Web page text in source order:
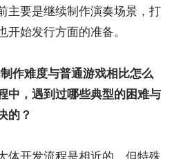
主要是继续制作演奏场景，打
始发行方面的准备。
作难度与普通游戏相比怎么
中，遇到过哪些典型的困难与
的？
体开发流程是相近的，但特殊